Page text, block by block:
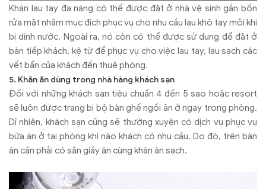
Khăn lau tay đa năng có thể được đặt ở nhà vệ sinh gần bồn
rửa mặt nhằm mục đích phục vụ cho nhu cầu lau khô tay mỗi khi
bị dính nước. Ngoài ra, nó còn có thể được sử dụng để đặt ở
bàn tiếp khách, kệ tử để phục vụ cho việc lau tay, lau sạch các
vết bẩn của khách đến thuê phòng.
5. Khăn ăn dùng trong nhà hàng khách sạn
Đối với những khách sạn tiêu chuẩn 4 đến 5 sao hoặc resort
sẽ luôn được trang bị bộ bàn ghế ngồi ăn ở ngay trong phòng.
Dĩ nhiên, khách sạn cũng sẽ thường xuyên có dịch vụ phục vụ
bữa ăn ở tại phòng khi nào khách có nhu cầu. Do đó, trên bàn
ăn cần phải có sẵn giấy ăn cùng khăn ăn sạch.